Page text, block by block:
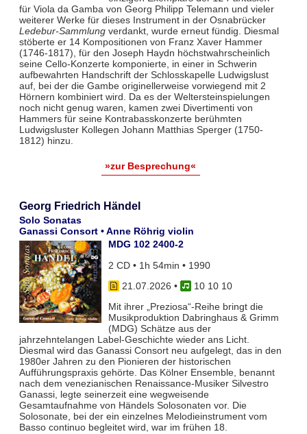
für Viola da Gamba von Georg Philipp Telemann und vieler
weiterer Werke für dieses Instrument in der Osnabrücker
Ledebur-Sammlungverdankt, wurde erneut fündig. Diesmal
stöberte er 14 Kompositionen von Franz Xaver Hammer
(1746-1817), für den Joseph Haydn höchstwahrscheinlich
seine Cello-Konzerte komponierte, in einer in Schwerin
aufbewahrten Handschrift der Schlosskapelle Ludwigslust
auf, bei der die Gambe originellerweise vorwiegend mit 2
Hörnern kombiniert wird. Da es der Weltersteinspielungen
noch nicht genug waren, kamen zwei Divertimenti von
Hammers für seine Kontrabasskonzerte berühmten
Ludwigsluster Kollegen Johann Matthias Sperger (1750-
1812) hinzu.
»zur Besprechung«
Georg Friedrich Händel
Solo Sonatas
Ganassi Consort • Anne Röhrig violin
MDG 102 2400-2
2 CD • 1h 54min • 1990
21.07.2026 •
10 10 10
Mit ihrer „Preziosa“-Reihe bringt die
Musikproduktion Dabringhaus & Grimm
(MDG) Schätze aus der
jahrzehntelangen Label-Geschichte wieder ans Licht.
Diesmal wird das Ganassi Consort neu aufgelegt, das in den
1980er Jahren zu den Pionieren der historischen
Aufführungspraxis gehörte. Das Kölner Ensemble, benannt
nach dem venezianischen Renaissance-Musiker Silvestro
Ganassi, legte seinerzeit eine wegweisende
Gesamtaufnahme von Händels Solosonaten vor. Die
Solosonate, bei der ein einzelnes Melodieinstrument vom
Basso continuo begleitet wird, war im frühen 18.